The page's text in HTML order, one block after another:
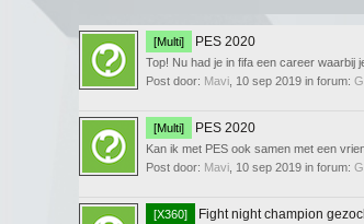
[Multi] PES 2020
Top! Nu had je in fifa een career waarbij
Post door: Mavi 10 sep 2019 in forum:
[Multi] PES 2020
Kan ik met PES ook samen met een
Post door: Mavi 10 sep 2019 in forum:
[X360] Fight night champion